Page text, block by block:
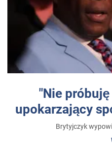
"Nie
upokarzający
Brytyjczyk